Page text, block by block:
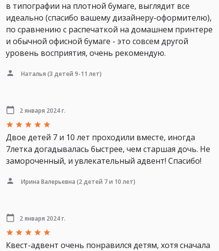
в типографии на плотной бумаге, выглядит все
идеально (спасибо вашему дизайнеру-оформителю),
по сравнению с распечаткой на домашнем принтере
и обычной офисной бумаге - это совсем другой
уровень восприятия, очень рекомендую.
Наталья (3 детей 9-11 лет)
2 января 2024 г.
Двое детей 7 и 10 лет проходили вместе, иногда
7летка догадывалась быстрее, чем старшая дочь. Не
замороченный, и увлекательный адвент! Спасибо!
Ирина Валерьевна (2 детей 7 и 10 лет)
2 января 2024 г.
Квест-адвент очень понравился детям, хотя сначала